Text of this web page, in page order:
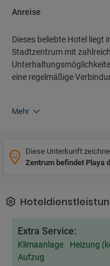
Anreise
Dieses beliebte Hotel liegt
Stadtzentrum mit
eine regelmäßige
Mehr
Diese Unterkunft
Zentrum befindet Playa
Extra Service:
Klimaanlage Heizung
Aufzug